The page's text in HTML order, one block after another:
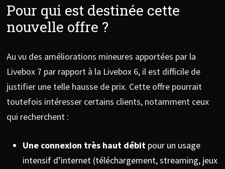
Pour qui est destinée cette
nouvelle offre ?
Au vu des améliorations mineures apportées par la
Livebox 7 par rapport à la Livebox 6, il est difficile de
justifier une telle hausse de prix. Cette offre pourrait
toutefois intéresser certains clients, notamment ceux
qui recherchent :
Une connexion très haut débit pour un usage
intensif d’internet (téléchargement, streaming, jeux